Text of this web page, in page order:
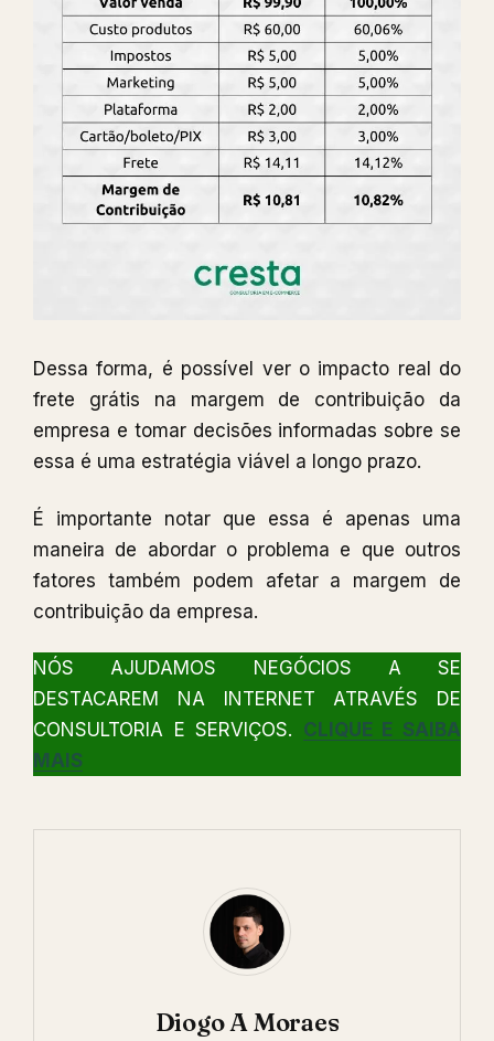
Dessa forma, é possível ver o impacto real do
frete grátis na margem de contribuição da
empresa e tomar decisões informadas sobre se
essa é uma estratégia viável a longo prazo.
É importante notar que essa é apenas uma
maneira de abordar o problema e que outros
fatores também podem afetar a margem de
contribuição da empresa.
NÓS AJUDAMOS NEGÓCIOS A SE
DESTACAREM NA INTERNET ATRAVÉS DE
CONSULTORIA E SERVIÇOS. CLIQUE E SAIBA
MAIS
Diogo A Moraes